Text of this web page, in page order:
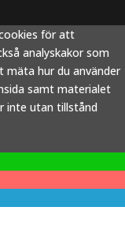
för att
analyskakor som
hur du använder
samt materialet
inte utan tillstånd